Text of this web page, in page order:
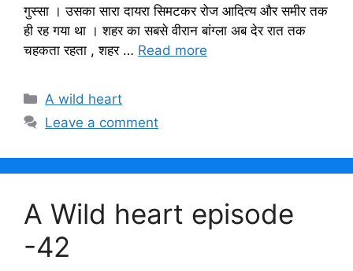
गुस्सा । उसका सारा दायरा सिमटकर रोज आदित्य और समीर तक
ही रह गया था । शहर का सबसे वीरान बांग्ला अब देर रात तक
चहकता रहता , शहर … Read more
Categories
A wild heart
Leave a comment
A Wild heart episode
-42